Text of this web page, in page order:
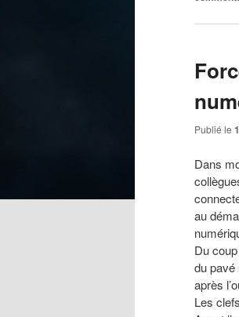
Publié le
Dans
au
Du
du pavé
après
Les